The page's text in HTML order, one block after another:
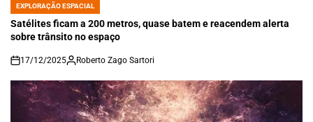
POSTED
IN
EXPLORAÇÃO ESPACIAL
Satélites ficam a 200 metros, quase batem e reacendem alerta
sobre trânsito no espaço
on
17/12/2025 Roberto Zago Sartori